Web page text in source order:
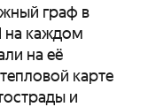
граф в
на каждом
на её
карте
и